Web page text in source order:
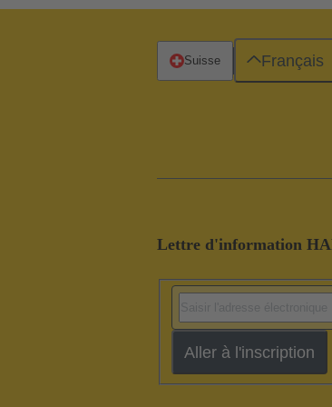
Lettre d'information
Aller à l'inscription
Suisse Français